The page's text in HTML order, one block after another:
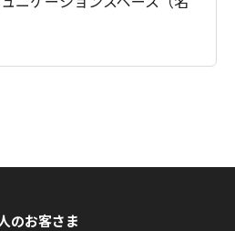
のお客さま